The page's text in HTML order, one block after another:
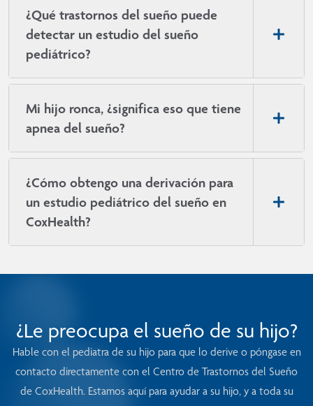
¿Qué trastornos del sueño puede
detectar un estudio del sueño
pediátrico?
Mi hijo ronca, ¿significa eso que tiene
apnea del sueño?
¿Cómo obtengo una derivación para
un estudio pediátrico del sueño en
CoxHealth?
¿Le preocupa el sueño de su hijo?
Hable con el pediatra de su hijo para que lo derive o póngase en
contacto directamente con el Centro de Trastornos del Sueño
de CoxHealth. Estamos aquí para ayudar a su hijo, y a toda su